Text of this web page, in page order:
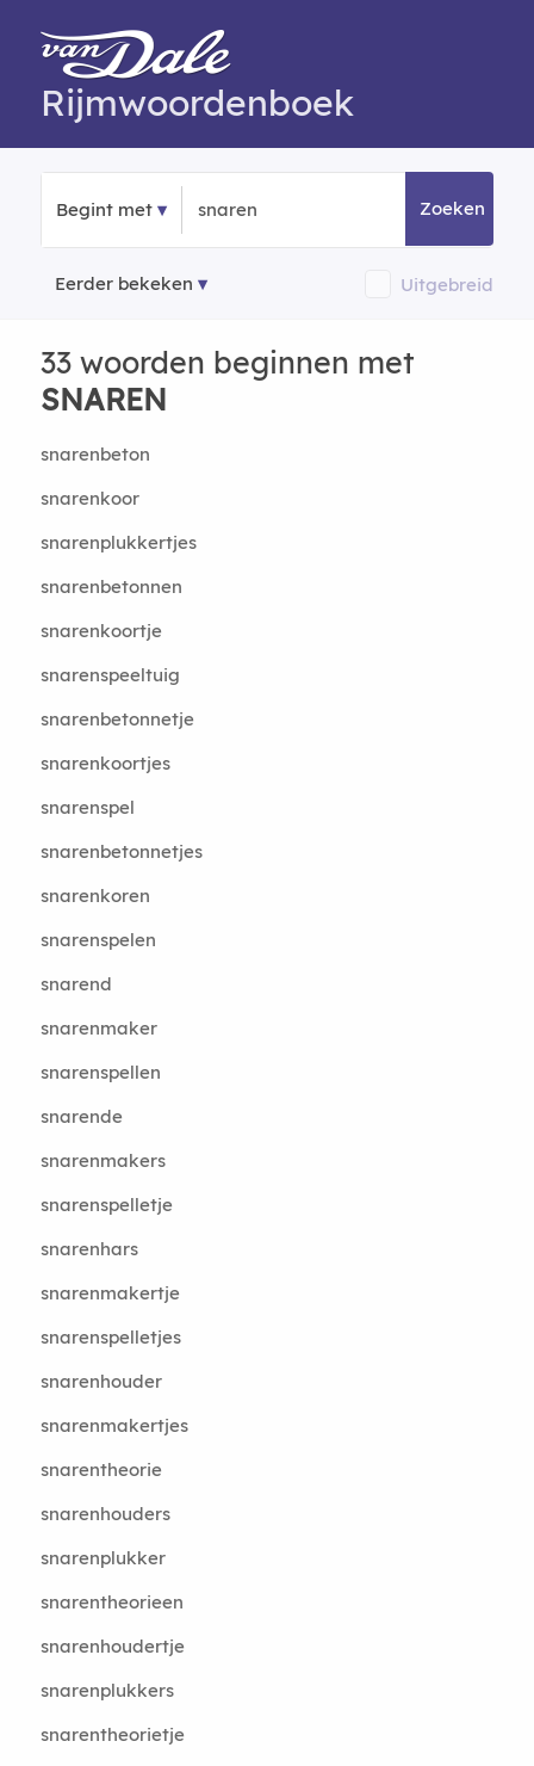
Rijmwoordenboek
Begint met Zoeken
Eerder bekeken Uitgebreid
33 woorden beginnen met
SNAREN
snarenbeton
snarenkoor
snarenplukkertjes
snarenbetonnen
snarenkoortje
snarenspeeltuig
snarenbetonnetje
snarenkoortjes
snarenspel
snarenbetonnetjes
snarenkoren
snarenspelen
snarend
snarenmaker
snarenspellen
snarende
snarenmakers
snarenspelletje
snarenhars
snarenmakertje
snarenspelletjes
snarenhouder
snarenmakertjes
snarentheorie
snarenhouders
snarenplukker
snarentheorieen
snarenhoudertje
snarenplukkers
snarentheorietje